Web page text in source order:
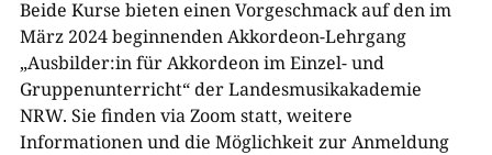
Beide Kurse bieten einen Vorgeschmack auf den im
März 2024 beginnenden Akkordeon-Lehrgang
„Ausbilder:in für Akkordeon im Einzel- und
Gruppenunterricht“ der Landesmusikakademie
NRW. Sie finden via Zoom statt, weitere
Informationen und die Möglichkeit zur Anmeldung